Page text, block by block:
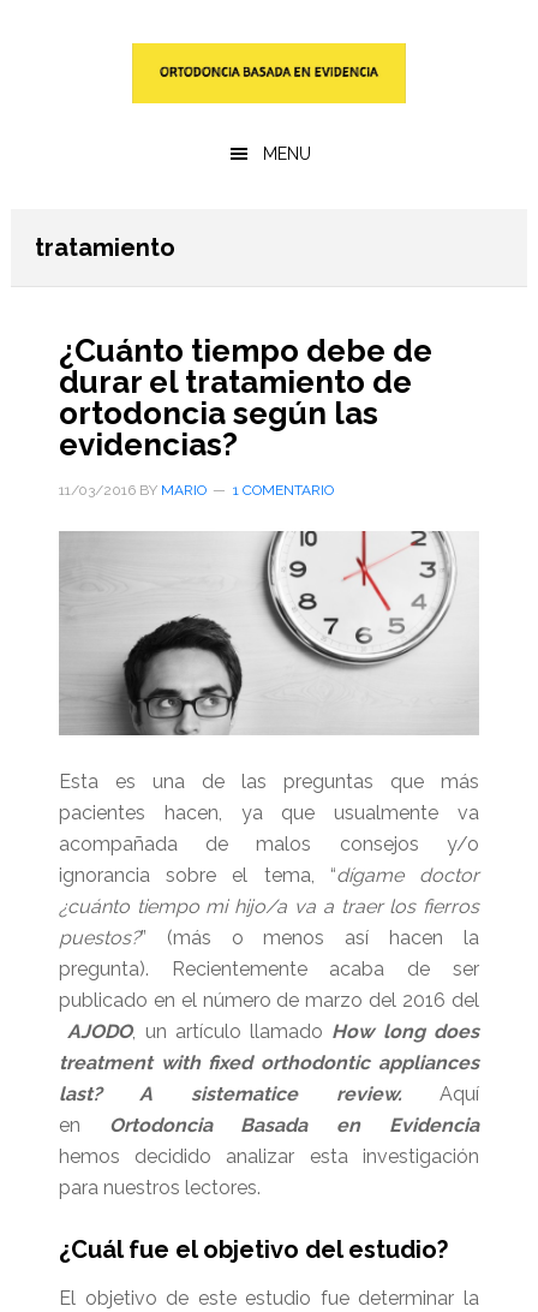
MENU
tratamiento
¿Cuánto tiempo debe de
durar el tratamiento de
ortodoncia según las
evidencias?
11/03/2016BY MARIO 1 COMENTARIO
Esta es una de las preguntas que más
pacientes hacen, ya que usualmente va
acompañada de malos consejos y/o
ignorancia sobre el tema, “dígame doctor
¿cuánto tiempo mi hijo/a va a traer los fierros
puestos?” (más o menos así hacen la
pregunta). Recientemente acaba de ser
publicado en el número de marzo del 2016 del
AJODO, un artículo llamado How long does
treatment with fixed orthodontic appliances
last? A sistematice review.Aquí
en Ortodoncia Basada en Evidencia
hemos decidido analizar esta investigación
para nuestros lectores.
¿Cuál fue el objetivo del estudio?
El objetivo de este estudio fue determinar la